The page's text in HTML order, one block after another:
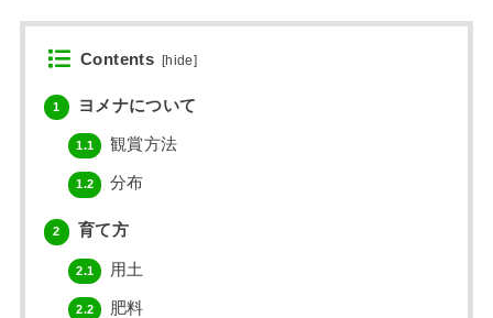
Contents [hide]
1 ヨメナについて
1.1 観賞方法
1.2 分布
2 育て方
2.1 用土
2.2 肥料